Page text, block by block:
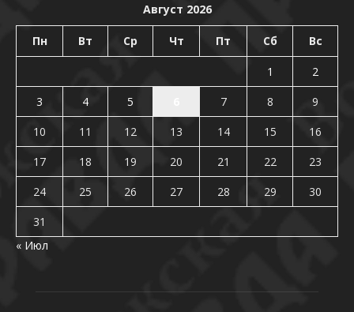
Август 2026
Пн Вт Ср Чт Пт Сб Вс
1
2
3
4 5 7 8
9
10
11 12 13 14 15
16
17
18 19 20 21 22
23
24
25 26 27 28 29
30
31
« Июл